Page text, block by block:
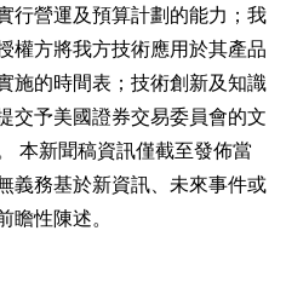
行營運及預算計劃的能力；我
權方將我方技術應用於其產品
施的時間表；技術創新及知識
交予美國證券交易委員會的文
本新聞稿資訊僅截至發佈當
義務基於新資訊、未來事件或
性陳述。